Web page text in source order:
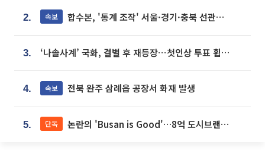
2. 속보 합수본, '통계 조작' 서울·경기·충북 선관위 등 추가 압수수색
3. ‘나솔사계’ 국화, 결별 후 재등장⋯첫인상 투표 휩쓸고 ‘인기녀’ 등극
4. 속보 전북 완주 삼례읍 공장서 화재 발생
5. 단독 논란의 'Busan is Good'…8억 도시브랜드, 용산 대통령실 CI 업체가 수행